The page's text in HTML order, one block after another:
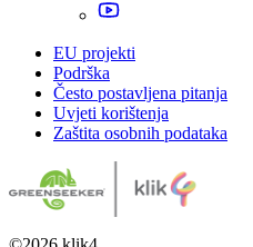
EU projekti
Podrška
Često postavljena pitanja
Uvjeti korištenja
Zaštita osobnih podataka